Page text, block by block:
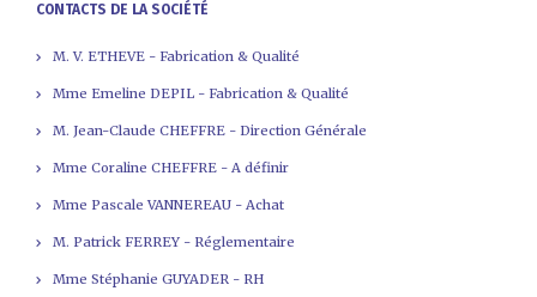
CONTACTS DE LA SOCIÉTÉ
M. V. ETHEVE - Fabrication & Qualité
Mme Emeline DEPIL - Fabrication & Qualité
M. Jean-Claude CHEFFRE - Direction Générale
Mme Coraline CHEFFRE - A définir
Mme Pascale VANNEREAU - Achat
M. Patrick FERREY - Réglementaire
Mme Stéphanie GUYADER - RH